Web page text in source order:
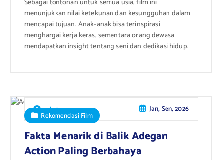
Sebagai tontonan untuk semua usia, film ini
menunjukkan nilai ketekunan dan kesungguhan dalam
mencapai tujuan. Anak-anak bisa terinspirasi
menghargai kerja keras, sementara orang dewasa
mendapatkan insight tentang seni dan dedikasi hidup.
admin Jan, Sen, 2026
Rekomendasi Film
Fakta Menarik di Balik Adegan
Action Paling Berbahaya